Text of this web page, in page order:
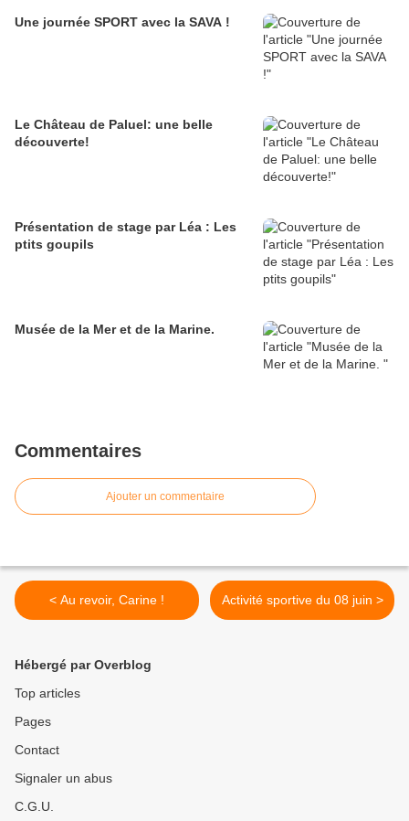
Une journée SPORT avec la SAVA !
Le Château de Paluel: une belle
découverte!
Présentation de stage par Léa : Les
ptits goupils
Musée de la Mer et de la Marine.
Commentaires
Ajouter un commentaire
< Au revoir, Carine ! Activité sportive du 08 juin >
Hébergé par Overblog
Top articles
Pages
Contact
Signaler un abus
C.G.U.